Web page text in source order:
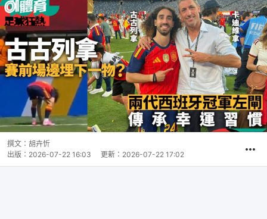
撰文： 胡卉忻
出版： 2026-07-22 16:03 更新： 2026-07-22 17:02